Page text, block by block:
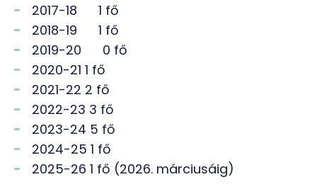
2017-18 1 fő
2018-19 1 fő
2019-20 0 fő
2020-21 1 fő
2021-22 2 fő
2022-23 3 fő
2023-24 5 fő
2024-25 1 fő
2025-26 1 fő (2026. márciusáig)